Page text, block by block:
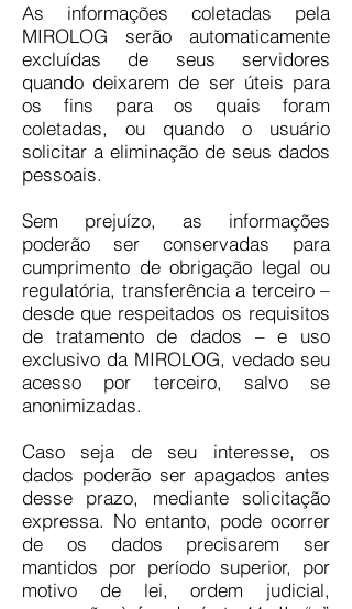
As informações coletadas pela
MIROLOG serão automaticamente
excluídas de seus servidores
quando deixarem de ser úteis para
os fins para os quais foram
coletadas, ou quando o usuário
solicitar a eliminação de seus dados
pessoais.
Sem prejuízo, as informações
poderão ser conservadas para
cumprimento de obrigação legal ou
regulatória, transferência a terceiro –
desde que respeitados os requisitos
de tratamento de dados – e uso
exclusivo da MIROLOG, vedado seu
acesso por terceiro, salvo se
anonimizadas.
Caso seja de seu interesse, os
dados poderão ser apagados antes
desse prazo, mediante solicitação
expressa. No entanto, pode ocorrer
de os dados precisarem ser
mantidos por período superior, por
motivo de lei, ordem judicial,